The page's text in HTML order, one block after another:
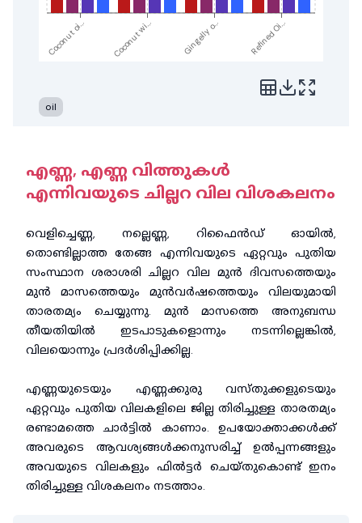
Coconut oi... Coconut wi... Gingelly o... Refined Oi...
oil
എണ്ണ, എണ്ണ വിത്തുകൾ
എന്നിവയുടെ ചില്ലറ വില വിശകലനം
വെളിച്ചെണ്ണ, നല്ലെണ്ണ, റിഫൈൻഡ് ഓയിൽ,
തൊണ്ടില്ലാത്ത തേങ്ങ എന്നിവയുടെ ഏറ്റവും പുതിയ
സംസ്ഥാന ശരാശരി ചില്ലറ വില മുൻ ദിവസത്തെയും
മുൻ മാസത്തെയും മുൻവർഷത്തെയും വിലയുമായി
താരതമ്യം ചെയ്യുന്നു. മുൻ മാസത്തെ അനുബന്ധ
തീയതിയിൽ ഇടപാടുകളൊന്നും നടന്നില്ലെങ്കിൽ,
വിലയൊന്നും പ്രദർശിപ്പിക്കില്ല.
എണ്ണയുടെയും എണ്ണക്കുരു വസ്തുക്കളുടെയും
ഏറ്റവും പുതിയ വിലകളിലെ ജില്ല തിരിച്ചുള്ള താരതമ്യം
രണ്ടാമത്തെ ചാർട്ടിൽ കാണാം. ഉപയോക്താക്കൾക്ക്
അവരുടെ ആവശ്യങ്ങൾക്കനുസരിച്ച് ഉൽപ്പന്നങ്ങളും
അവയുടെ വിലകളും ഫിൽട്ടർ ചെയ്തുകൊണ്ട് ഇനം
തിരിച്ചുള്ള വിശകലനം നടത്താം.